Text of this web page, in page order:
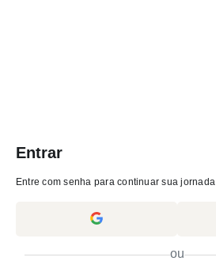
Entrar
Entre com senha para continuar sua jornada
ou